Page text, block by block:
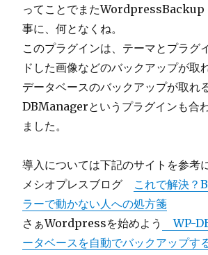
ってことでまたWordpressBackup
事に、何となくね。
このプラグインは、テーマとプラグ
ドした画像などのバックアップが取
データベースのバックアップが取れ
DBManagerというプラグインも合
ました。
導入については下記のサイトを参考に
メシオプレスブログ これで解決？
ラーで動かない人への処方箋
さぁWordpressを始めよう
WP-
ータベースを自動でバックアップす